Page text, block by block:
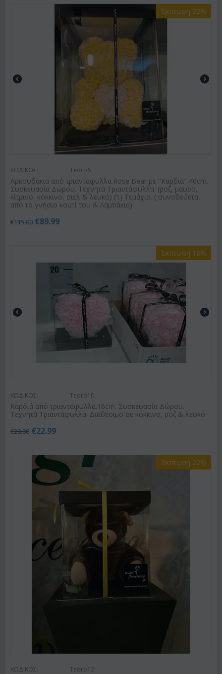
Έκπτωση 22%
ΚΩΔΙΚΟΣ: Tedro6
Αρκουδάκια από τριαντάφυλλα.Rose Bear με "Καρδιά" 40cm.
Συσκευασία Δώρου. Τεχνητά Τριαντάφυλλα. (ροζ, μαυρο,
κίτρινο, κόκκινο, σιελ & λευκό) (1) Τεμάχιο. ( συνοδεύεται
απο το γνήσιο κουτί του & Λαμπάκια)
€115.00 €89.99
Έκπτωση 18%
ΚΩΔΙΚΟΣ: Tedro10
Καρδιά από τριαντάφυλλα.16cm. Συσκευασία Δώρου.
Τεχνητά Τριαντάφυλλα. Διαθέσιμο σε κόκκινο, ροζ & λευκό.
€28.00 €22.99
Έκπτωση 22%
ΚΩΔΙΚΟΣ: Tedro12